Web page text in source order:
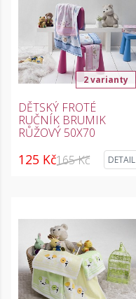
2 varianty
DĚTSKÝ FROTÉ
RUČNÍK BRUMIK
RŮŽOVÝ 50X70
125 Kč165 Kč DETAIL